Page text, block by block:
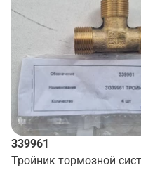
339961
Тройник тормозной